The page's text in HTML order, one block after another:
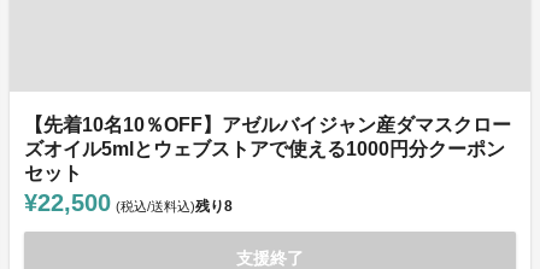
【先着10名10％OFF】アゼルバイジャン産ダマスクロー
ズオイル5mlとウェブストアで使える1000円分クーポン
セット
¥22,500 (税込/送料込)残り8
支援終了